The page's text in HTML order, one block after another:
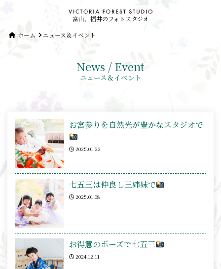
富山、福井のフォトスタジオ
ホーム
ニュース＆イベント
News / Event
ニュース＆イベント
お宮参りを自然光が豊かなスタジオで
2025.01.22
七五三は仲良し三姉妹で
2025.01.08
お得意のポーズで七五三
2024.12.11